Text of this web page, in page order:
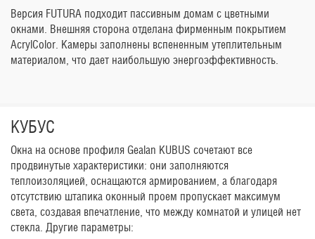
Версия FUTURA подходит пассивным домам с цветными
окнами. Внешняя сторона отделана фирменным покрытием
AcrylColor. Камеры заполнены вспененным утеплительным
материалом, что дает наибольшую энергоэффективность.
КУБУС
Окна на основе профиля Gealan KUBUS сочетают все
продвинутые характеристики: они заполняются
теплоизоляцией, оснащаются армированием, а благодаря
отсутствию штапика оконный проем пропускает максимум
света, создавая впечатление, что между комнатой и улицей нет
стекла. Другие параметры: